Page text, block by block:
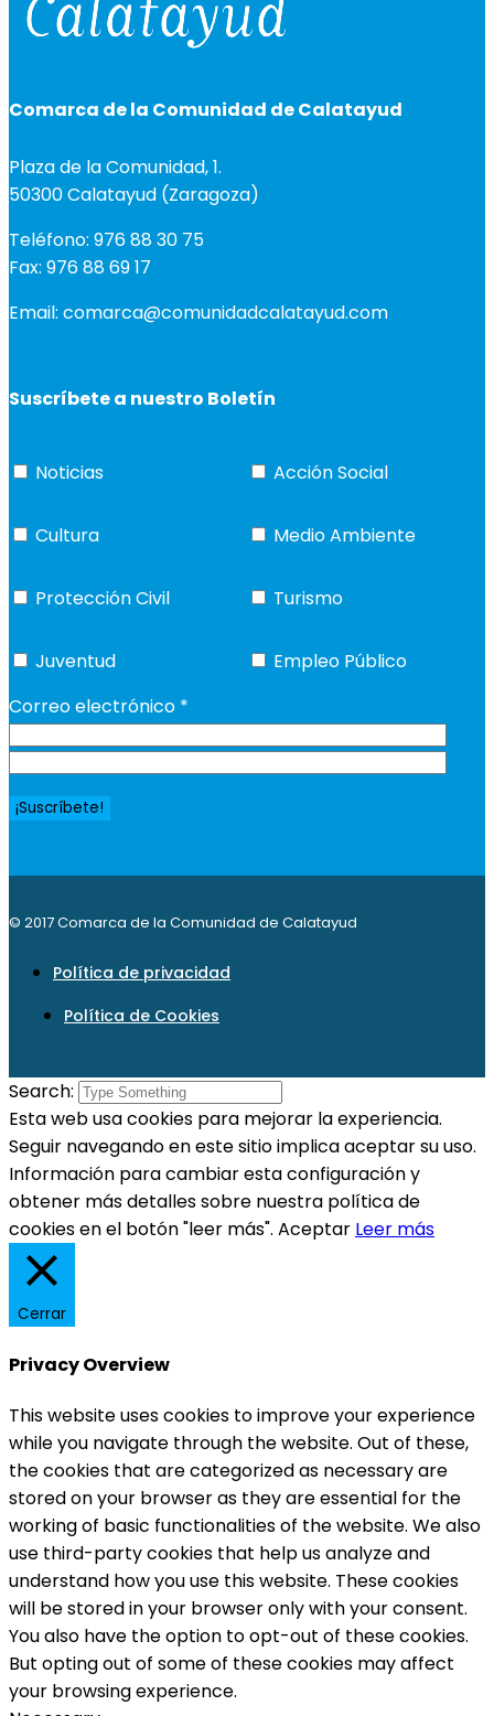
Comarca de la Comunidad de Calatayud
Plaza de la Comunidad, 1.
50300 Calatayud (Zaragoza)
Teléfono: 976 88 30 75
Fax: 976 88 69 17
Email: comarca@comunidadcalatayud.com
Suscríbete a nuestro Boletín
Noticias Acción Social
Cultura Medio Ambiente
Protección Civil Turismo
Juventud
Empleo Público
Correo electrónico *
© 2017 Comarca de la Comunidad de Calatayud
Política de privacidad
Política de Cookies
Search:
Esta web usa cookies para mejorar la experiencia.
Seguir navegando en este sitio implica aceptar su uso.
Información para cambiar esta configuración y
obtener más detalles sobre nuestra política de
cookies en el botón "leer más". Aceptar Leer más
Cerrar
Privacy Overview
This website uses cookies to improve your experience
while you navigate through the website. Out of these,
the cookies that are categorized as necessary are
stored on your browser as they are essential for the
working of basic functionalities of the website. We also
use third-party cookies that help us analyze and
understand how you use this website. These cookies
will be stored in your browser only with your consent.
You also have the option to opt-out of these cookies.
But opting out of some of these cookies may affect
your browsing experience.